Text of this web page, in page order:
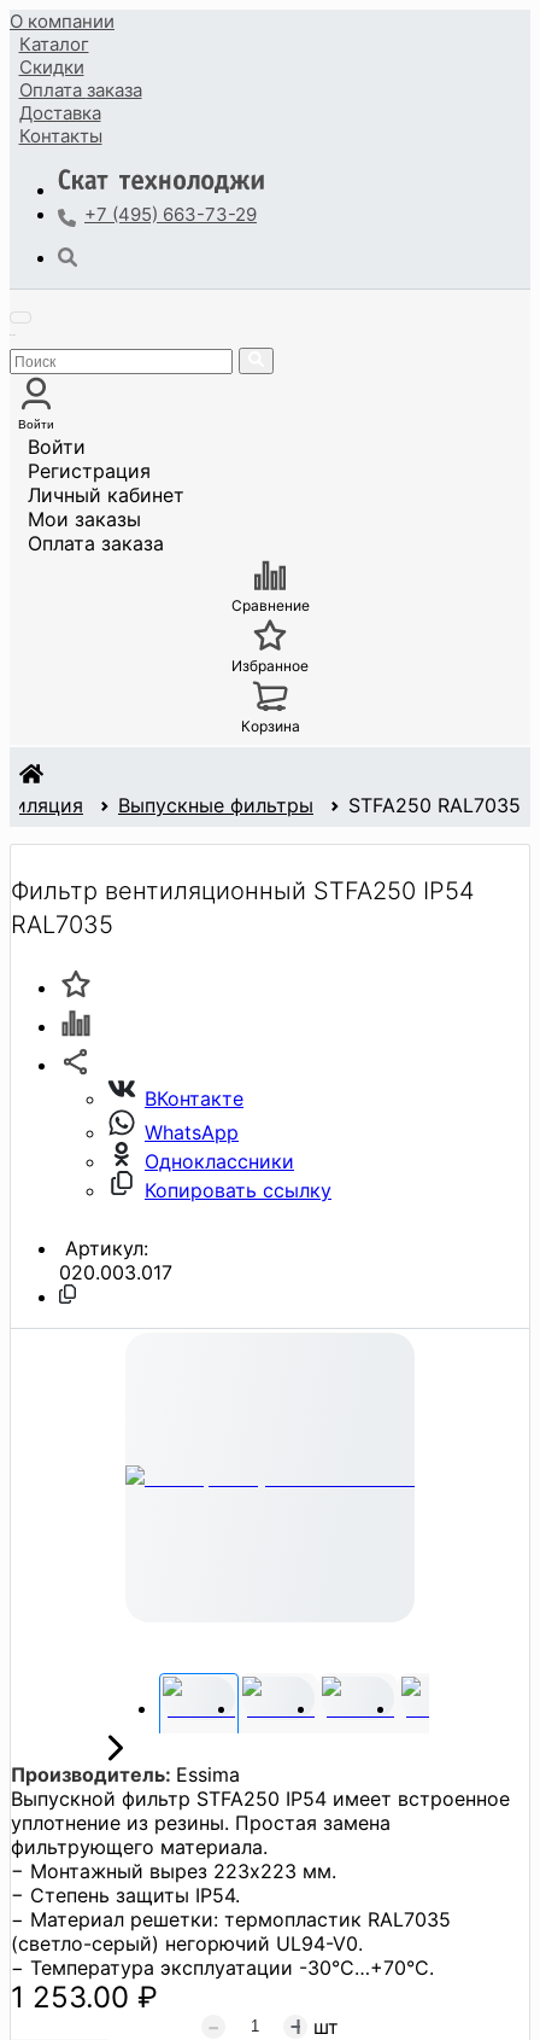
О компании
Каталог
Скидки
Оплата заказа
Доставка
Контакты
+7 (495) 663-73-29
Войти
Войти
Регистрация
Личный кабинет
Мои заказы
Оплата заказа
Сравнение
Избранное
Корзина
Выпускные фильтры STFA250 RAL7035
Фильтр вентиляционный STFA250 IP54
RAL7035
ВКонтакте
WhatsApp
Одноклассники
Копировать ссылку
Артикул:
020.003.017
Производитель: Essima
Выпускной фильтр STFA250 IP54 имеет встроенное
уплотнение из резины. Простая замена
фильтрующего материала.
− Монтажный вырез 223x223 мм.
− Степень защиты IP54.
− Материал решетки: термопластик RAL7035
(светло-серый) негорючий UL94-V0.
− Температура эксплуатации -30°C…+70°C.
1 253.00 ₽
шт